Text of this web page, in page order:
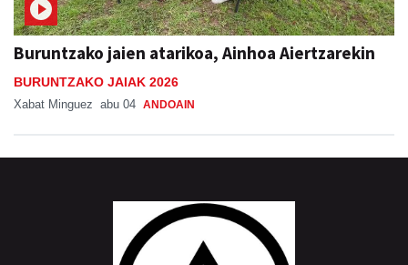
Buruntzako jaien atarikoa, Ainhoa Aiertzarekin
BURUNTZAKO JAIAK 2026
Xabat Minguez abu 04 ANDOAIN